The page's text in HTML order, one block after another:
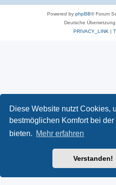
Diese Website nutzt Cookies,
bestmöglichen Komfort bei
bieten. Mehr erfahren
Verstanden!
Powered by phpBB® Forum
Deutsche
PRIVACY_LINK |